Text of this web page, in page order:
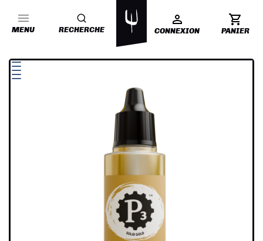
MENU RECHERCHE CONNEXION PANIER